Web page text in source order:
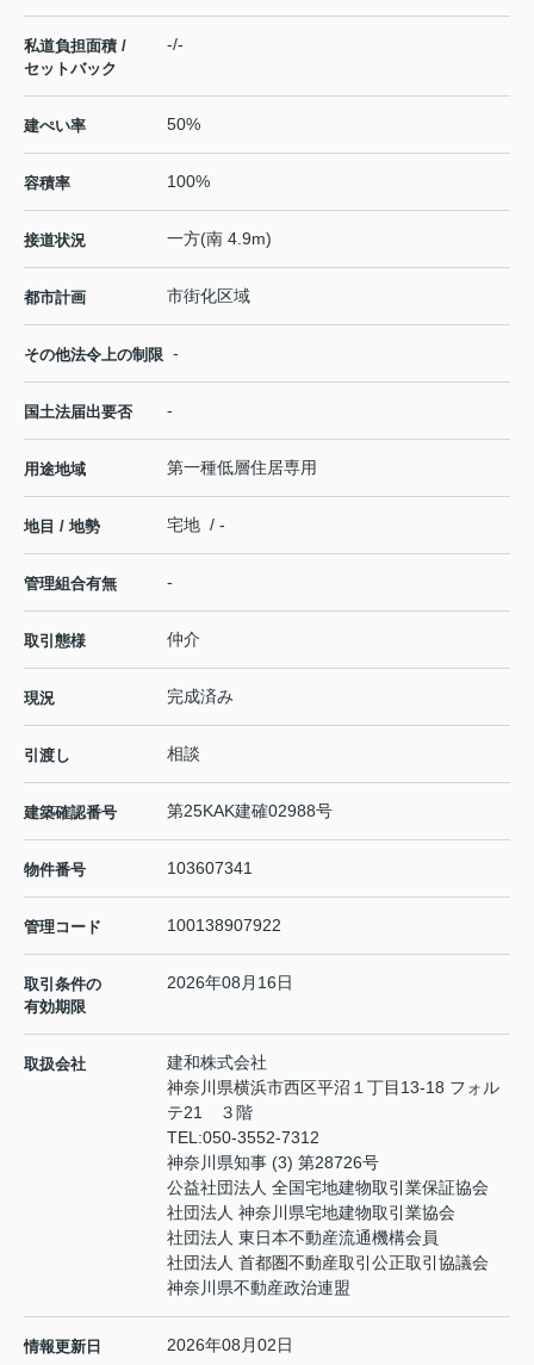
私道負担面積 /
セットバック
-/-
建ぺい率 50%
容積率 100%
接道状況 一方(南 4.9m)
都市計画 市街化区域
その他法令上の制限 -
国土法届出要否 -
用途地域 第一種低層住居専用
地目 / 地勢 宅地 / -
管理組合有無 -
取引態様 仲介
現況 完成済み
引渡し 相談
建築確認番号 第25KAK建確02988号
物件番号 103607341
管理コード 100138907922
取引条件の
有効期限
2026年08月16日
取扱会社
建和株式会社
神奈川県横浜市西区平沼１丁目13-18 フォル
テ21 ３階
TEL:050-3552-7312
神奈川県知事 (3) 第28726号
公益社団法人 全国宅地建物取引業保証協会
社団法人 神奈川県宅地建物取引業協会
社団法人 東日本不動産流通機構会員
社団法人 首都圏不動産取引公正取引協議会
神奈川県不動産政治連盟
情報更新日 2026年08月02日